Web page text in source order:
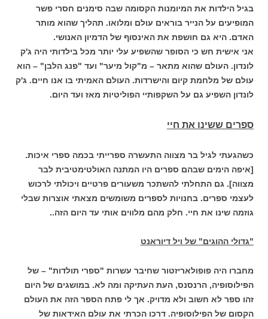
בגיל הילדות את המיומנות הקסומה שבה סימנים חסרי פשר
המופיעים על הנייר בוראים עולם ומלואו. תהליך שהוא מותר
האדם. היא גם חושפת את האינסוף של הדמיון האנושי.
אני אישית חש כי הסופר שהשפיע עלי יותר מכל בילדותי היה ג'ק
לונדון. העולם שהוא מתאר – מ"קול מיער" ועד "פנג הלבן" – הוא
עולם של מלחמת קיום והישרדות. העולם האמיתי בו אנו חיים. ג'ק
לונדון השפיע גם על השקפותיי הפוליטיות מאז ועד היום.
ספרים ששינו את חיי
כשהגעתי לגיל בר מצווה התעשרה ספרייתי בכמה ספרי איכות.
[איפה הימים שבהם ספרים היו המתנה האולטימטיבית לבר
מצווה]. גם התחלתי להשתכר משעורים פרטיים ויכולתי לרכוש
לעצמי ספרים. בחנויות לספרים משומשים מצאתי אוצרות שבלי
גוזמה שינו את חיי. חלק מהם מלווים אותי עד היום הזה..
"גדולי ההוגים" של ויל דיוראנט
מחברו היה פופולאריזטור שחיבר עשרות "ספרי תולדות" – של
הפילוסופיה, הרנסנס, העת העתיקה ומה לא. במושגים של היום
זהו ספר לא חשוב ולא מדויק. אך לי פתח הספר הזה את העולם
הקסום של הפילוסופיה. דרכו הכרתי את עולם האידאות של